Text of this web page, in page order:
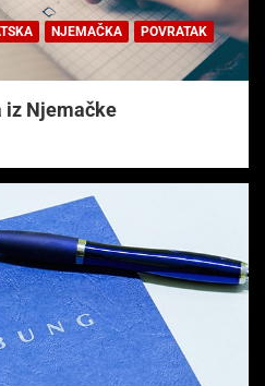
NJEMAČKA
POVRATAK
iz Njemačke